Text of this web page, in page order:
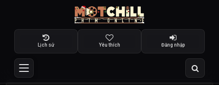
Lịch sử Yêu thích Đăng nhập